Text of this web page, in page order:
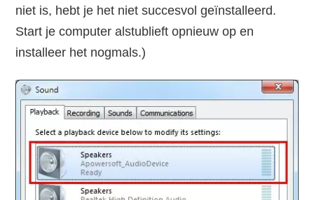
niet is, hebt je het niet succesvol geïnstalleerd.
Start je computer alstublieft opnieuw op en
installeer het nogmals.)